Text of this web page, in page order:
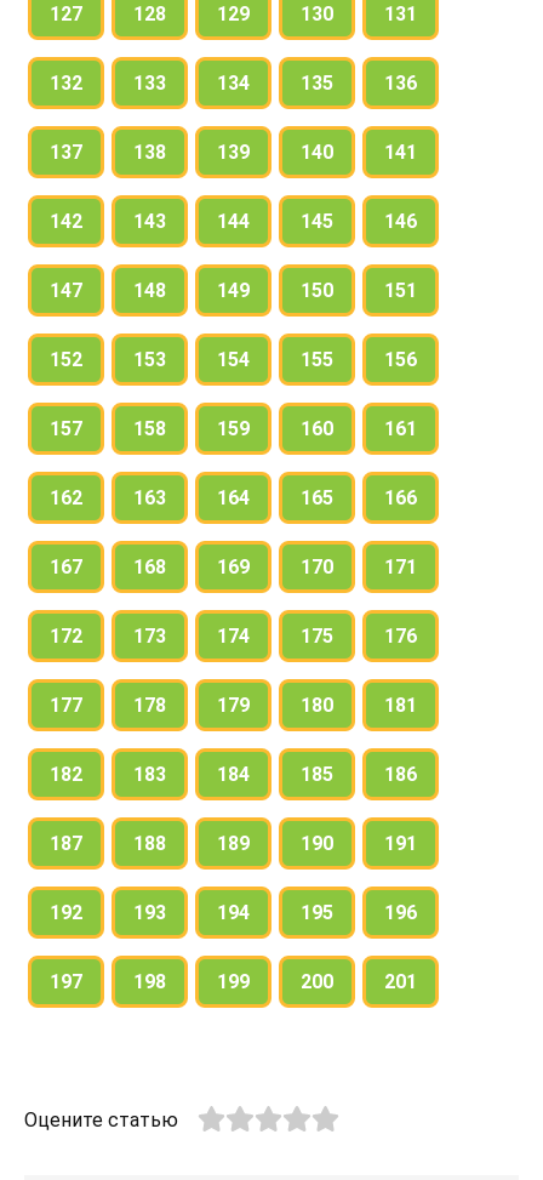
127 128 129 130 131
132 133 134 135 136
137 138 139 140 141
142 143 144 145 146
147 148 149 150 151
152 153 154 155 156
157 158 159 160 161
162 163 164 165 166
167 168 169 170 171
172 173 174 175 176
177 178 179 180 181
182 183 184 185 186
187 188 189 190 191
192 193 194 195 196
197 198 199 200 201
Оцените статью